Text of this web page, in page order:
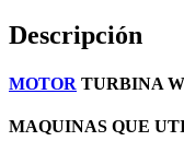
Descripción
MOTOR TURBINA
MAQUINAS QUE